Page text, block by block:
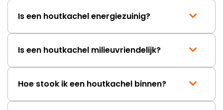
Is een houtkachel energiezuinig?
Is een houtkachel milieuvriendelijk?
Hoe stook ik een houtkachel binnen?